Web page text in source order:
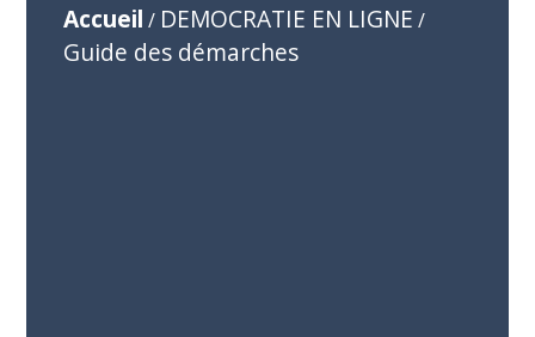
Accueil / DEMOCRATIE EN LIGNE /
Guide des démarches